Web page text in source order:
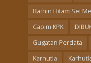
Bathin Hitam Sei
Capim KPK
Gugatan Perdata
Karhutla